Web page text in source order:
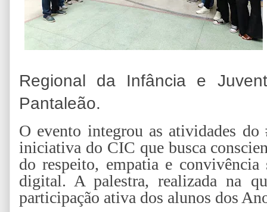
Regional da Infância e
Pantaleão.
O evento integrou as atividades
iniciativa do CIC que busca
do respeito, empatia e
digital. A palestra, realizada na
participação ativa dos alunos dos